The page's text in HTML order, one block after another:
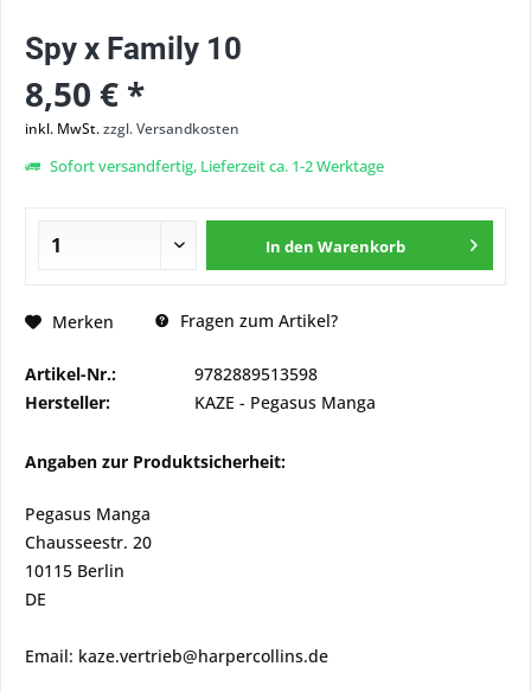
Spy x Family 10
8,50 € *
inkl. MwSt.zzgl. Versandkosten
Sofort versandfertig, Lieferzeit ca. 1-2 Werktage
In den Warenkorb
Merken Fragen zum Artikel?
Artikel-Nr.:
9782889513598
Hersteller:
KAZE - Pegasus Manga
Angaben zur Produktsicherheit:
Pegasus Manga
Chausseestr. 20
10115 Berlin
DE
Email: kaze.vertrieb@harpercollins.de